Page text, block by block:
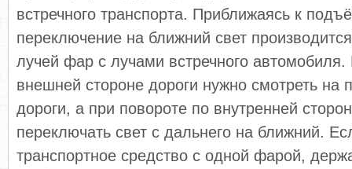
встречного транспорта. Приближаясь к
переключение на ближний свет
лучей фар с лучами встречного
внешней стороне дороги нужно смотреть на
дороги, а при повороте по внутренней
переключать свет с дальнего на ближний.
транспортное средство с одной фарой,